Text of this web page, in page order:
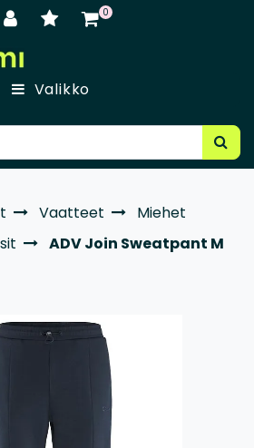
0
Valikko
Vaatteet
Miehet
ADV Join Sweatpant M